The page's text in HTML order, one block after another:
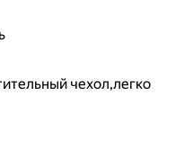
чехол,легко